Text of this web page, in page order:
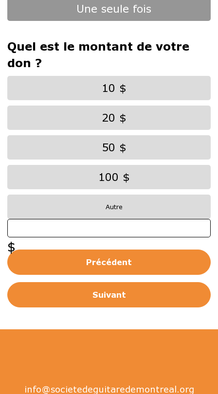
Une seule fois
Quel est le montant de votre
don ?
10 $
20 $
50 $
100 $
Autre
Précédent
info@societedeguitaredemontreal.org